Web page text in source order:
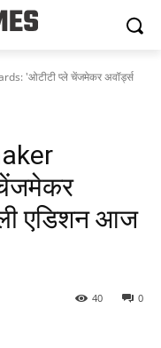
'ओटीटी प्ले चेंजमेकर अवॉर्ड्स
एडिशन आज
0
40